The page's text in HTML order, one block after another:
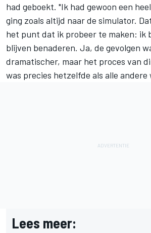
had geboekt. "Ik had gewoon een
ging zoals altijd naar de simulator.
het punt dat ik probeer te maken: ik
blijven benaderen. Ja, de gevolgen
dramatischer, maar het proces van
was precies hetzelfde als alle andere
Lees meer: